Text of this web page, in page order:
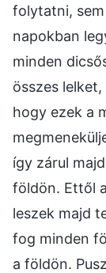
folytatni,
napokban
minden
összes
hogy ezek a
így zárul
földön. Ettől
leszek majd
fog minden
a földön.